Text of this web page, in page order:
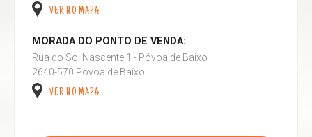
VER NO MAPA
MORADA DO PONTO DE VENDA:
Rua do Sol Nascente 1 - Póvoa de Baixo
2640-570 Póvoa de Baixo
VER NO MAPA